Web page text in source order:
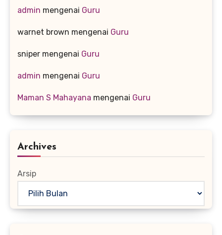
admin mengenai Guru
warnet brown mengenai Guru
sniper mengenai Guru
admin mengenai Guru
Maman S Mahayana mengenai Guru
Archives
Arsip